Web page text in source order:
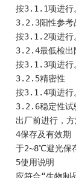
按3.1.1项进行
3.2.3阳性参
按3.1.2项进行
3.2.4最低检
按3.1.3项进行
    3.2.5精密性
按3.1.4项进行
3.2.6稳定性
出厂前进行
    4保存及有效期
于2~8℃避光
    5使用说明